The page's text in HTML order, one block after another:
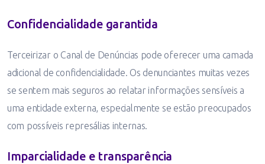
Confidencialidade garantida
Terceirizar o Canal de Denúncias pode oferecer uma camada
adicional de confidencialidade. Os denunciantes muitas vezes
se sentem mais seguros ao relatar informações sensíveis a
uma entidade externa, especialmente se estão preocupados
com possíveis represálias internas.
Imparcialidade e transparência